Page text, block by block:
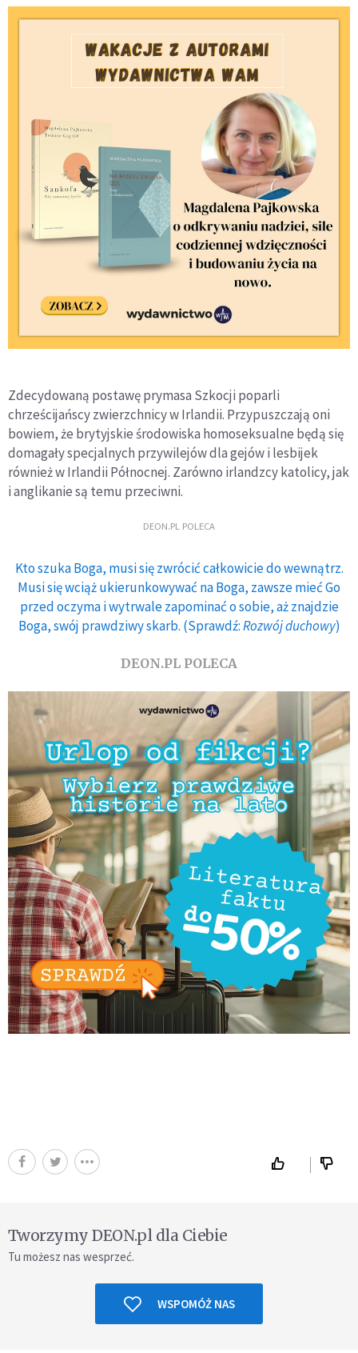
Zdecydowaną postawę prymasa Szkocji poparli
chrześcijańscy zwierzchnicy w Irlandii. Przypuszczają oni
bowiem, że brytyjskie środowiska homoseksualne będą się
domagały specjalnych przywilejów dla gejów i lesbijek
również w Irlandii Północnej. Zarówno irlandzcy katolicy, jak
i anglikanie są temu przeciwni.
DEON.PL POLECA
Kto szuka Boga, musi się zwrócić całkowicie do wewnątrz.
Musi się wciąż ukierunkowywać na Boga, zawsze mieć Go
przed oczyma i wytrwale zapominać o sobie, aż znajdzie
Boga, swój prawdziwy skarb. (Sprawdź:Rozwój duchowy)
DEON.PL POLECA
Tworzymy DEON.pl dla Ciebie
Tu możesz nas wesprzeć.
WSPOMÓŻ NAS